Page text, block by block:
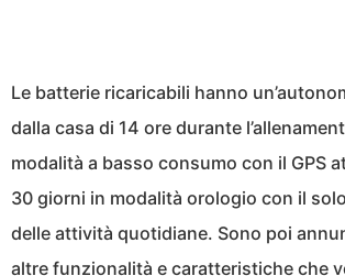
Le batterie ricaricabili hanno
dalla casa di 14 ore durante
modalità a basso consumo con il GPS
30 giorni in modalità orologio con il
delle attività quotidiane. Sono poi
altre funzionalità e caratteristiche che